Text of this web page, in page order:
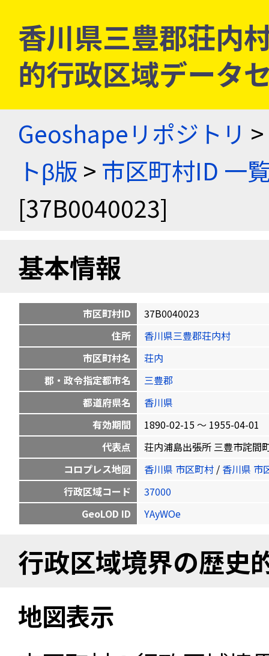
香川県三豊郡荘内
的行政区域データ
Geoshapeリポジトリ >
トβ版 > 市区町村ID 一
[37B0040023]
基本情報
市区町村ID
37B0040023
住所
香川県三豊郡荘内村
市区町村名
荘内
郡・政令指定都市名
三豊郡
都道府県名
香川県
有効期間
1890-02-15 〜 1955-04-01
代表点
荘内浦島出張所 三豊市詫間
コロプレス地図
香川県 市区町村 / 香川県 市
行政区域コード
37000
GeoLOD ID
YAyWOe
行政区域境界の歴史
地図表示